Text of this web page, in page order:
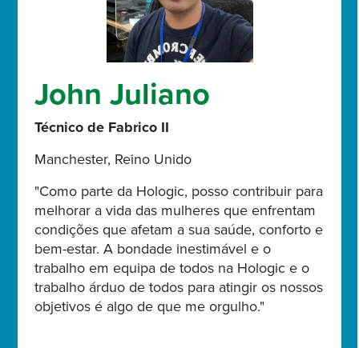
John Juliano
Técnico de Fabrico II
Manchester, Reino Unido
"Como parte da Hologic, posso contribuir para
melhorar a vida das mulheres que enfrentam
condições que afetam a sua saúde, conforto e
bem-estar. A bondade inestimável e o
trabalho em equipa de todos na Hologic e o
trabalho árduo de todos para atingir os nossos
objetivos é algo de que me orgulho."